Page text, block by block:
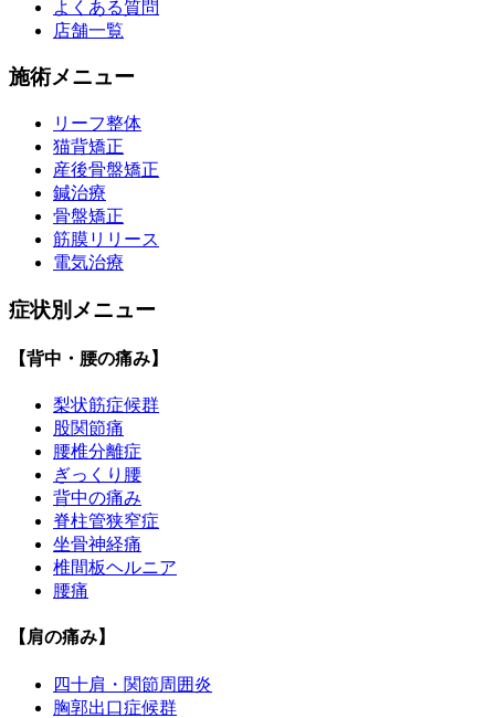
よくある質問
店舗一覧
施術メニュー
リーフ整体
猫背矯正
産後骨盤矯正
鍼治療
骨盤矯正
筋膜リリース
電気治療
症状別メニュー
【背中・腰の痛み】
梨状筋症候群
股関節痛
腰椎分離症
ぎっくり腰
背中の痛み
脊柱管狭窄症
坐骨神経痛
椎間板ヘルニア
腰痛
【肩の痛み】
四十肩・関節周囲炎
胸郭出口症候群